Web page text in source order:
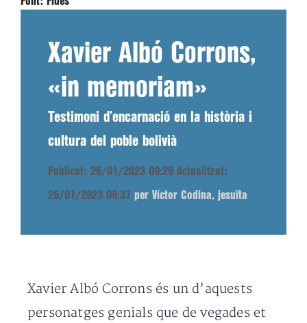
Xavier Albó Corrons,
«in memoriam»
Testimoni d’encarnació en la història i
cultura del poble bolivià
Publicat: 26/01/2023 09:29 Actualitzat:
26/01/2023 09:37 per Víctor Codina, jesuïta
Xavier Albó Corrons és un d’aquests
personatges genials que de vegades et